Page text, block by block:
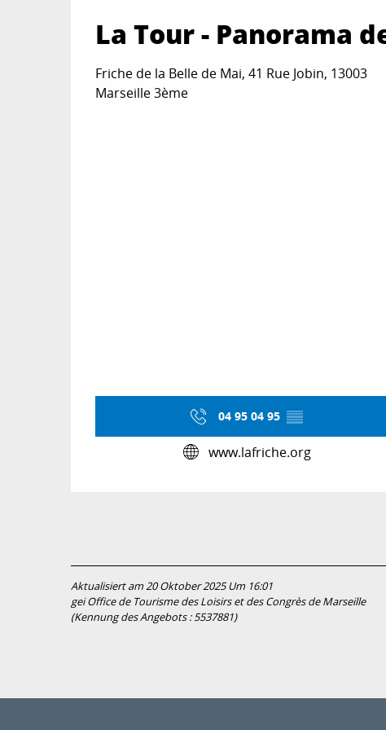
La Tour - Panorama
Friche de la Belle de Mai, 41 Rue Jobin, 13003
Marseille 3ème
04 95 04 95 ▒▒
www.lafriche.org
Aktualisiert am 20 Oktober 2025 Um 16:01
gei Office de Tourisme des Loisirs et des Congrès de Marseille
(Kennung des Angebots :5537881)